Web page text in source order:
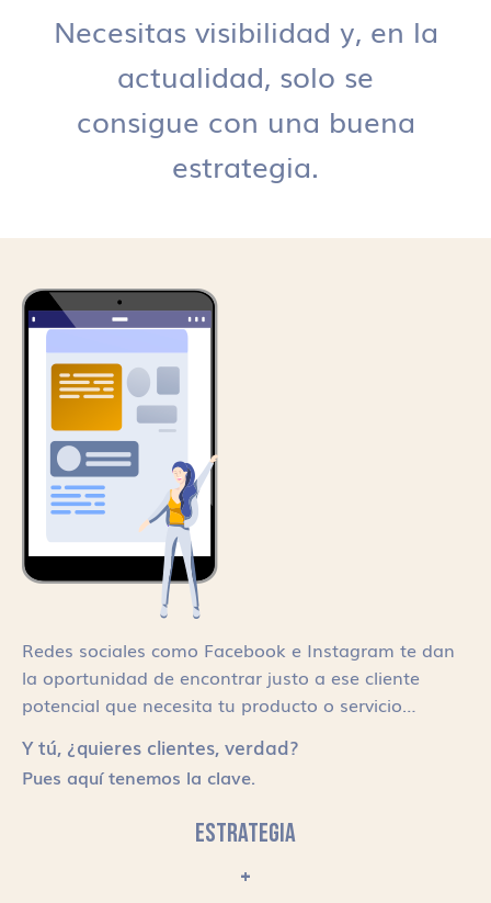
Necesitas visibilidad y, en la
actualidad, solo se
consigue con una buena
estrategia.
Redes sociales como Facebook e Instagram te dan
la oportunidad de encontrar justo a ese cliente
potencial que necesita tu producto o servicio…
Y tú, ¿quieres clientes, verdad?
Pues aquí tenemos la clave.
ESTRATEGIA
+